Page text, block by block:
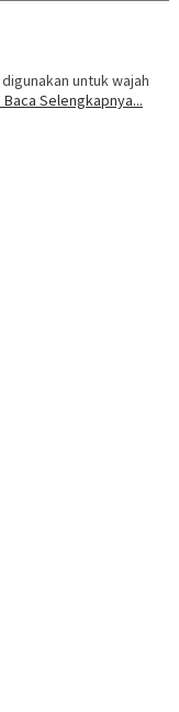
untuk wajah
Baca Selengkapnya...